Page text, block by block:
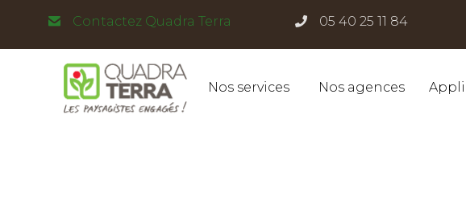
Contactez Quadra Terra 05 40 25 11 84
Nos services Nos agences